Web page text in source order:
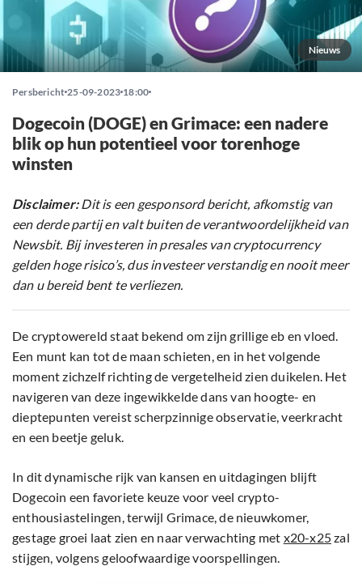
Nieuws
Persbericht 25-09-2023 18:00
Dogecoin (DOGE) en Grimace: een nadere
blik op hun potentieel voor torenhoge
winsten
Disclaimer:Dit is een gesponsord bericht, afkomstig van
een derde partij en valt buiten de verantwoordelijkheid van
Newsbit. Bij investeren in presales van cryptocurrency
gelden hoge risico’s, dus investeer verstandig en nooit meer
dan u bereid bent te verliezen.
De cryptowereld staat bekend om zijn grillige eb en vloed.
Een munt kan tot de maan schieten, en in het volgende
moment zichzelf richting de vergetelheid zien duikelen. Het
navigeren van deze ingewikkelde dans van hoogte- en
dieptepunten vereist scherpzinnige observatie, veerkracht
en een beetje geluk.
In dit dynamische rijk van kansen en uitdagingen blijft
Dogecoin een favoriete keuze voor veel crypto-
enthousiastelingen, terwijl Grimace, de nieuwkomer,
gestage groei laat zien en naar verwachting met x20-x25zal
stijgen, volgens geloofwaardige voorspellingen.